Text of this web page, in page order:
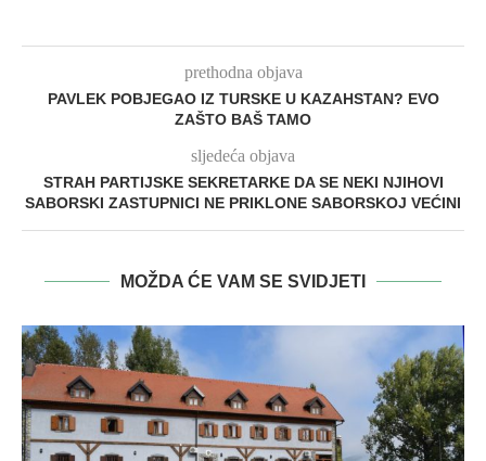
prethodna objava
PAVLEK POBJEGAO IZ TURSKE U KAZAHSTAN? EVO
ZAŠTO BAŠ TAMO
sljedeća objava
STRAH PARTIJSKE SEKRETARKE DA SE NEKI NJIHOVI
SABORSKI ZASTUPNICI NE PRIKLONE SABORSKOJ VEĆINI
MOŽDA ĆE VAM SE SVIDJETI